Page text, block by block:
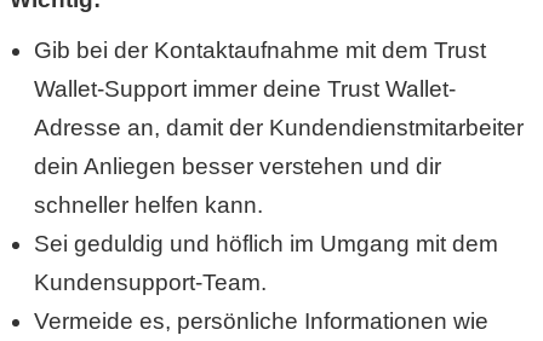
Gib bei der Kontaktaufnahme mit dem Trust
Wallet-Support immer deine Trust Wallet-
Adresse an, damit der Kundendienstmitarbeiter
dein Anliegen besser verstehen und dir
schneller helfen kann.
Sei geduldig und höflich im Umgang mit dem
Kundensupport-Team.
Vermeide es, persönliche Informationen wie